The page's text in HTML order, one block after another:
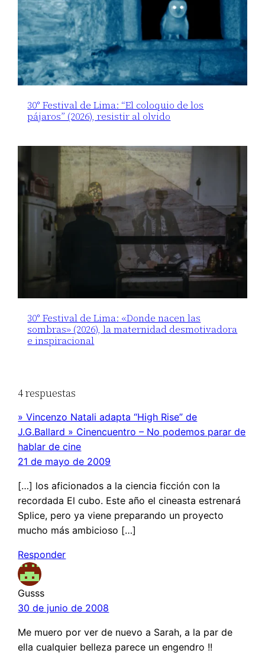
30° Festival de Lima: “El coloquio de los
pájaros” (2026), resistir al olvido
30° Festival de Lima: «Donde nacen las
sombras» (2026), la maternidad desmotivadora
e inspiracional
4 respuestas
» Vincenzo Natali adapta “High Rise” de
J.G.Ballard » Cinencuentro – No podemos parar de
hablar de cine
21 de mayo de 2009
[…] los aficionados a la ciencia ficción con la
recordada El cubo. Este año el cineasta estrenará
Splice, pero ya viene preparando un proyecto
mucho más ambicioso […]
Responder
Gusss
30 de junio de 2008
Me muero por ver de nuevo a Sarah, a la par de
ella cualquier belleza parece un engendro !!